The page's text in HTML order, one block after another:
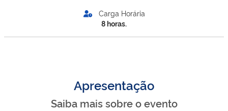
Carga Horária
8 horas.
Apresentação
Saiba mais sobre o evento